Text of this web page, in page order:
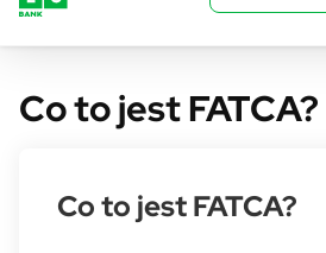
Co to jest FATCA?
Co to jest FATCA?